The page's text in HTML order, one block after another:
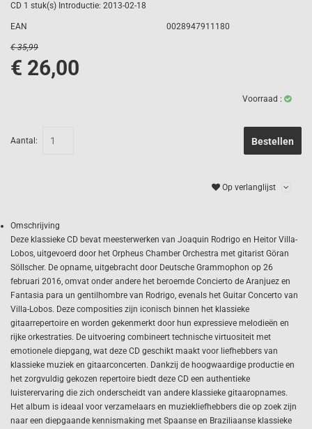
CD 1 stuk(s) Introductie: 2013-02-18
EAN 0028947911180
€ 35,99
€ 26,00
Voorraad :
Aantal: Bestellen
Op verlanglijst
Omschrijving
Deze klassieke CD bevat meesterwerken van Joaquin Rodrigo en Heitor Villa-
Lobos, uitgevoerd door het Orpheus Chamber Orchestra met gitarist Göran
Söllscher. De opname, uitgebracht door Deutsche Grammophon op 26
februari 2016, omvat onder andere het beroemde Concierto de Aranjuez en
Fantasia para un gentilhombre van Rodrigo, evenals het Guitar Concerto van
Villa-Lobos. Deze composities zijn iconisch binnen het klassieke
gitaarrepertoire en worden gekenmerkt door hun expressieve melodieën en
rijke orkestraties. De uitvoering combineert technische virtuositeit met
emotionele diepgang, wat deze CD geschikt maakt voor liefhebbers van
klassieke muziek en gitaarconcerten. Dankzij de hoogwaardige productie en
het zorgvuldig gekozen repertoire biedt deze CD een authentieke
luisterervaring die zich onderscheidt van andere klassieke gitaaropnames.
Het album is ideaal voor verzamelaars en muziekliefhebbers die op zoek zijn
naar een diepgaande kennismaking met Spaanse en Braziliaanse klassieke